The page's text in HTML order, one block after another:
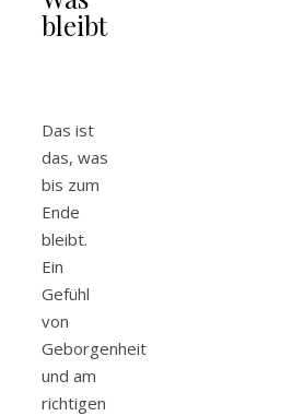
bleibt
Das ist
das, was
bis zum
Ende
bleibt.
Ein
Gefühl
von
Geborgenheit
und am
richtigen